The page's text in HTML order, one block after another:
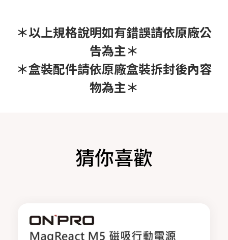
＊以上規格說明如有錯誤請依原廠公
告為主＊
＊盒裝配件請依原廠盒裝拆封後內容
物為主＊
猜你喜歡